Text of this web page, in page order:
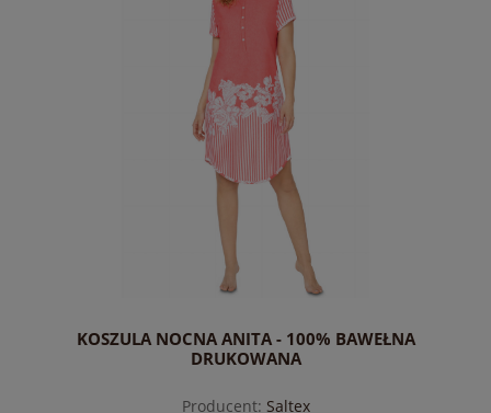
KOSZULA NOCNA ANITA - 100% BAWEŁNA
DRUKOWANA
Producent: Saltex